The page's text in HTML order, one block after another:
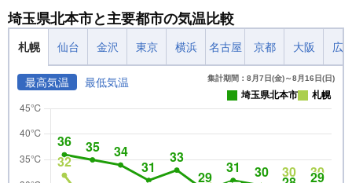
埼玉県北本市と主要都市の気温比較
札幌 仙台 金沢 東京 横浜 名古屋 京都 大阪 広
最高気温 最低気温 集計期間：8月7日(金)～8月16日(日)
埼玉県北本市 札幌